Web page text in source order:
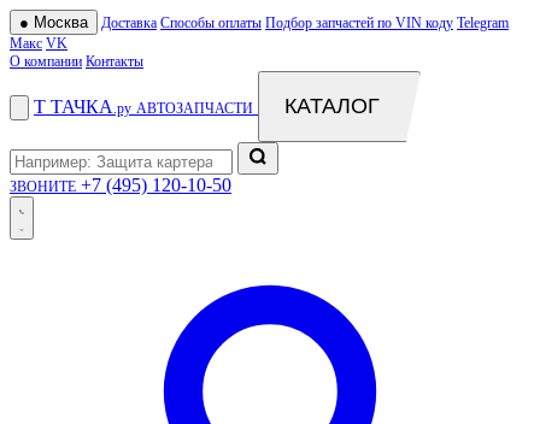
● Москва Доставка Способы оплаты Подбор запчастей по VIN коду Telegram
Макс VK
О компании Контакты
Т ТАЧКА .ру АВТОЗАПЧАСТИ КАТАЛОГ
ЗВОНИТЕ +7 (495) 120-10-50